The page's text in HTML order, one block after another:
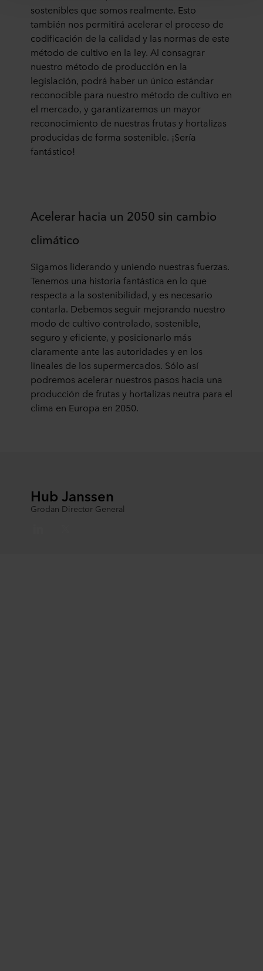
teniendo en cuenta que el nivel de protección en el tercer
país puede no ser el mismo que en la UE/EEE.
A continuación puede leer más sobre los fines, las
descripciones generales de la información recopilada,
quién instala cada una de las cookies, los enlaces a la
política de privacidad de nuestros socios potenciales y
durante cuánto tiempo se almacena cada cookie en su
equipo. Los fines para los cuales nuestros sitios web
pueden utilizar cookies y, por tanto, procesar información
sobre usted a través de cookies, es decisión suya.
y sobre cómo tratamos los datos personales en
empresa específica de ROCKWOOL es la responsable
sostenibles que somos realmente. Esto
también nos permitirá acelerar el proceso de
codificación de la calidad y las normas de este
método de cultivo en la ley. Al consagrar
nuestro método de producción en la
legislación, podrá haber un único estándar
reconocible para nuestro método de cultivo en
el mercado, y garantizaremos un mayor
reconocimiento de nuestras frutas y hortalizas
producidas de forma sostenible. ¡Sería
fantástico!
Acelerar hacia un 2050 sin cambio
climático
Sigamos liderando y uniendo nuestras fuerzas.
Tenemos una historia fantástica en lo que
respecta a la sostenibilidad, y es necesario
contarla. Debemos seguir mejorando nuestro
modo de cultivo controlado, sostenible,
seguro y eficiente, y posicionarlo más
claramente ante las autoridades y en los
lineales de los supermercados. Sólo así
podremos acelerar nuestros pasos hacia una
producción de frutas y hortalizas neutra para el
clima en Europa en 2050.
Hub Janssen
Grodan Director General